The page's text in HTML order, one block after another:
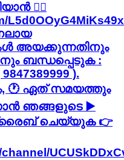
👇🏻
അയക്കുന്നതിനും
ബന്ധപ്പെടുക :
).
🕐 ഏത് സമയത്തും
ഞങ്ങളുടെ ▶
ചെയ്യുക 👉